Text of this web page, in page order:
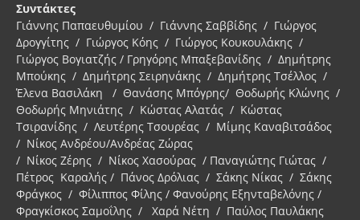
Συντάκτες
Γιάννης Παπαευθυμίου / Γιάννης Σαββίδης / Γιώργος
Δρογγίτης / Γιώργος Κόης / Γιώργος Κουκουλάκης /
Γιώργος Βογιατζής / Γρηγόρης Μπαξεβανίδης / Δημήτρης
Μπούκης / Δημήτρης Σειρηνάκης / Δημήτρης Τσέλλος /
Έλενα Βασιλάκη / Θανάσης Μπόγρης/ Θοδωρής Κλώνης /
Θοδωρής Μηνιάτης / Κώστας Αλατάς / Κώστας
Τσιρανίδης / Λευτέρης Τσουρέας / Μίμης Καναβιτσάδος
/ Νίκος Ανδρέου/Ανδρέας Ζώρας
/ Νίκος Ζέρης / Νίκος Χασούρας / Παναγιώτης Γιώτας /
Πέτρος Καραλής / Πάνος Δρόλιας / Σάκης Νίκας / Σάκης
Φράγκος / Φίλιππος Φίλης / Φανούρης Εξηνταβελόνης /
Φραγκίσκος Σαμοΐλης / Χαρά Νέτη / Παύλος Παυλάκης